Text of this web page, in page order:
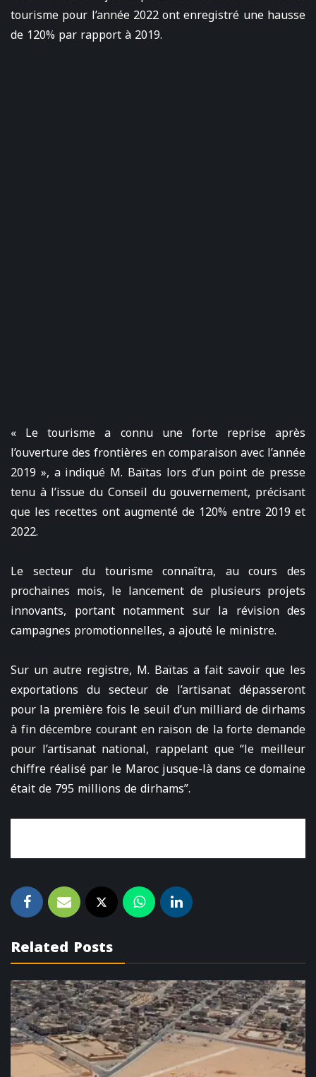
tourisme pour l’année 2022 ont enregistré une hausse
de 120% par rapport à 2019.
« Le tourisme a connu une forte reprise après
l’ouverture des frontières en comparaison avec l’année
2019 », a indiqué M. Baïtas lors d’un point de presse
tenu à l’issue du Conseil du gouvernement, précisant
que les recettes ont augmenté de 120% entre 2019 et
2022.
Le secteur du tourisme connaîtra, au cours des
prochaines mois, le lancement de plusieurs projets
innovants, portant notamment sur la révision des
campagnes promotionnelles, a ajouté le ministre.
Sur un autre registre, M. Baïtas a fait savoir que les
exportations du secteur de l’artisanat dépasseront
pour la première fois le seuil d’un milliard de dirhams
à fin décembre courant en raison de la forte demande
pour l’artisanat national, rappelant que “le meilleur
chiffre réalisé par le Maroc jusque-là dans ce domaine
était de 795 millions de dirhams”.
Related Posts